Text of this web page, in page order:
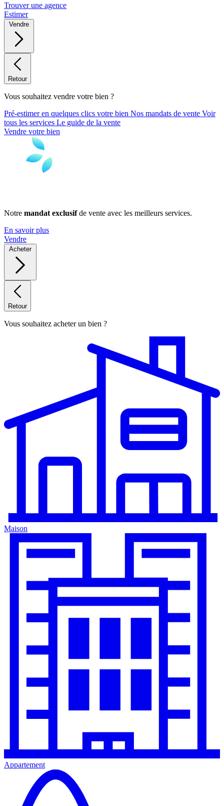
Trouver une agence
Estimer
Vendre
Retour
Vous souhaitez vendre votre bien ?
Pré-estimer en quelques clics votre bien Nos mandats de vente Voir
tous les services Le guide de la vente
Vendre votre bien
Notre mandat exclusifde vente avec les meilleurs services.
En savoir plus
Vendre
Acheter
Retour
Vous souhaitez acheter un bien ?
Maison
Appartement